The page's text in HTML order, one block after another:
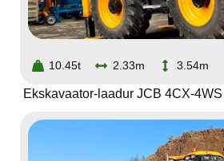
10.45t 2.33m 3.54m
Ekskavaator-laadur JCB 4CX-